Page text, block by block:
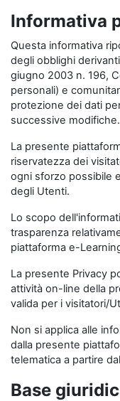
Informativa
Questa informativa
degli obblighi
giugno 2003 n. 196,
personali) e
protezione dei dati
successive modifiche.
La presente
riservatezza dei
ogni sforzo possibile
degli Utenti.
Lo scopo
trasparenza
piattaforma e-
La presente Privacy
attività on-line della
valida per i visitatori/
Non si applica alle
dalla presente
telematica a partire
Base